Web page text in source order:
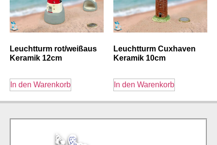
Leuchtturm rot/weißaus
Keramik 12cm
In den Warenkorb
Leuchtturm Cuxhaven
Keramik 10cm
In den Warenkorb